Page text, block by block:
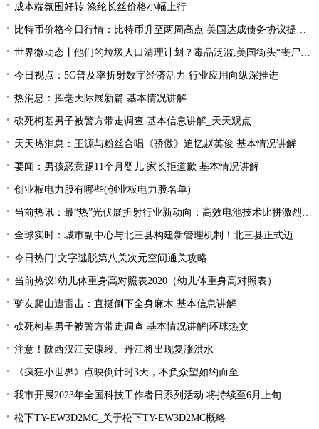
成本端氛围好转 涤纶长丝价格小幅上行
比特币价格今日行情：比特币升至两周高点 美国达成债务协议提振风险偏好
世界微动态丨他们的垃圾人口清理计划？毒品泛滥,美国街头“丧尸”遍地 白宫:新兴威胁
今日视点：5G普及率折射数字经济活力 行业应用向纵深推进
热消息：挥毫天际展新篇 基本情况讲解
砍死柯基男子被警方带走调查 基本信息讲解_天天观点
天天热消息：王源与粉丝合唱《骄傲》追忆赵英俊 基本情况讲解
要闻：男孩恶意踢11个月婴儿 家长拒道歉 基本情况讲解
创业板电力股有哪些(创业板电力股名单)
当前热讯：最“热”光伏展折射行业新动向：高效电池技术比拼激烈 光伏厂商掘金第二赛道
全球实时：城市副中心与北三县构建新管理机制！北三县正式迈入“北京管理”时代！
今日热门!文字逃脱第八关次元空间通关攻略
当前热议!幼儿体重身高对照表2020（幼儿体重身高对照表）
驴友爬山遭雷击：直挺倒下全身麻木 基本信息讲解
砍死柯基男子被警方带走调查 基本情况讲解|环球热文
注意！陕西汉江安康段、丹江将出现复涨洪水
《疯狂小世界》点映倒计时3天，不负众望如约而至
我市开展2023年全国科技工作者日系列活动 将持续至6月上旬
松下TY-EW3D2MC_关于松下TY-EW3D2MC概略